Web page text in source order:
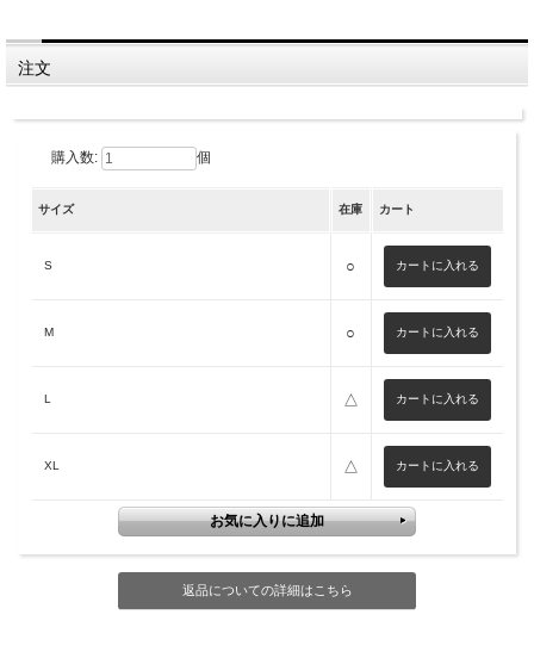
注文
購入数: 個
サイズ 在庫 カート
S ○
M ○
L △
XL △
返品についての詳細はこちら